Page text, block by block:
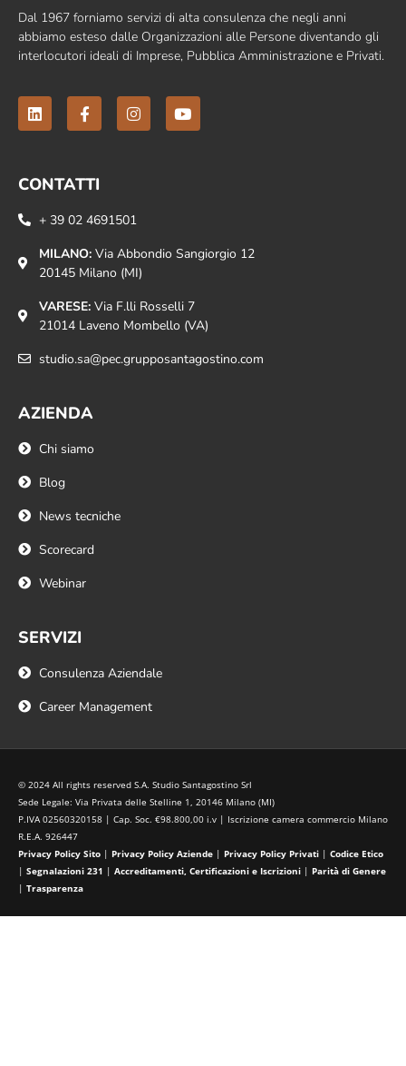
Dal 1967 forniamo servizi di alta consulenza che negli anni
abbiamo esteso dalle Organizzazioni alle Persone diventando gli
interlocutori ideali di Imprese, Pubblica Amministrazione e Privati.
CONTATTI
+ 39 02 4691501
MILANO:Via Abbondio Sangiorgio 12
20145 Milano (MI)
VARESE:Via F.lli Rosselli 7
21014 Laveno Mombello (VA)
studio.sa@pec.grupposantagostino.com
AZIENDA
Chi siamo
Blog
News tecniche
Scorecard
Webinar
SERVIZI
Consulenza Aziendale
Career Management
© 2024 All rights reserved S.A. Studio Santagostino Srl
Sede Legale: Via Privata delle Stelline 1, 20146 Milano (MI)
P.IVA 02560320158 | Cap. Soc. €98.800,00 i.v | Iscrizione camera commercio Milano
R.E.A. 926447
Privacy Policy Sito | Privacy Policy Aziende | Privacy Policy Privati | Codice Etico
| Segnalazioni 231 | Accreditamenti, Certificazioni e Iscrizioni | Parità di Genere
| Trasparenza